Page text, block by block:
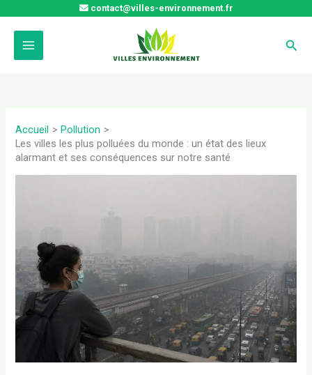
contenu
contact@villes-environnement.fr
Accueil
Pollution
Les villes les plus polluées du monde : un état des lieux
alarmant et ses conséquences sur notre santé